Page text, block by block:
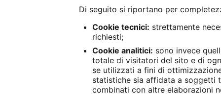
Di seguito si riportano per
Cookie tecnici: strettamente
richiesti;
Cookie analitici: sono invece
totale di visitatori del sito e di
se utilizzati a fini di
statistiche sia affidata a soggetti
combinati con altre elaborazioni